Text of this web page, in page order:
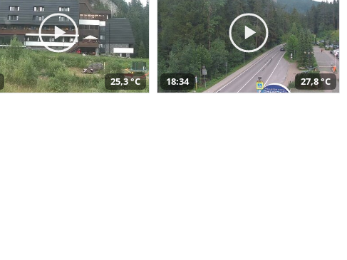
25,3 °C 18:34 27,8 °C